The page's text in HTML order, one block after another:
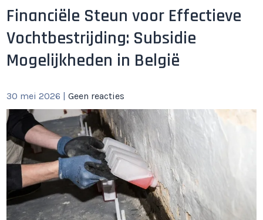
Financiële Steun voor Effectieve
Vochtbestrijding: Subsidie
Mogelijkheden in België
30 mei 2026 |Geen reacties